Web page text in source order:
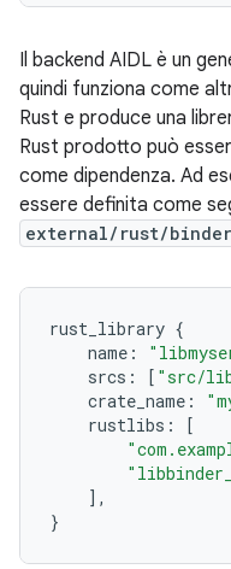
Il backend AIDL è un
quindi funziona come
Rust e produce una
Rust prodotto può
come dipendenza. Ad
essere definita come
external/rust/
rust_library {
name :
srcs : [ "src/
crate_name :
rustlibs :
[
],
}